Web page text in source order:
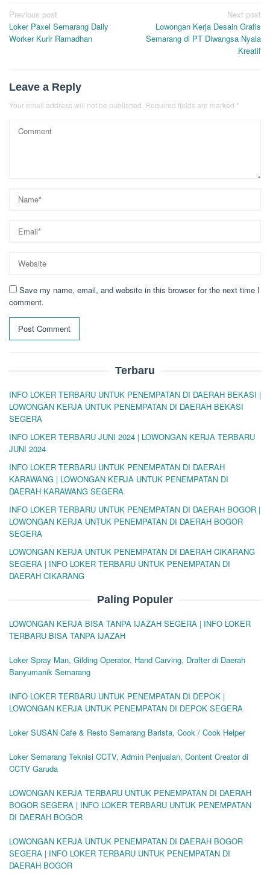
Post
navigation
Previous post
Loker Paxel Semarang Daily
Worker Kurir Ramadhan
Next post
Lowongan Kerja Desain Grafis
Semarang di PT Diwangsa Nyala
Kreatif
Leave a Reply
Your email address will not be published. Required fields are marked *
Save my name, email, and website in this browser for the next time I
comment.
Terbaru
INFO LOKER TERBARU UNTUK PENEMPATAN DI DAERAH BEKASI |
LOWONGAN KERJA UNTUK PENEMPATAN DI DAERAH BEKASI
SEGERA
INFO LOKER TERBARU JUNI 2024 | LOWONGAN KERJA TERBARU
JUNI 2024
INFO LOKER TERBARU UNTUK PENEMPATAN DI DAERAH
KARAWANG | LOWONGAN KERJA UNTUK PENEMPATAN DI
DAERAH KARAWANG SEGERA
INFO LOKER TERBARU UNTUK PENEMPATAN DI DAERAH BOGOR |
LOWONGAN KERJA UNTUK PENEMPATAN DI DAERAH BOGOR
SEGERA
LOWONGAN KERJA UNTUK PENEMPATAN DI DAERAH CIKARANG
SEGERA | INFO LOKER TERBARU UNTUK PENEMPATAN DI
DAERAH CIKARANG
Paling Populer
LOWONGAN KERJA BISA TANPA IJAZAH SEGERA | INFO LOKER
TERBARU BISA TANPA IJAZAH
Loker Spray Man, Gilding Operator, Hand Carving, Drafter di Daerah
Banyumanik Semarang
INFO LOKER TERBARU UNTUK PENEMPATAN DI DEPOK |
LOWONGAN KERJA UNTUK PENEMPATAN DI DEPOK SEGERA
Loker SUSAN Cafe & Resto Semarang Barista, Cook / Cook Helper
Loker Semarang Teknisi CCTV, Admin Penjualan, Content Creator di
CCTV Garuda
LOWONGAN KERJA TERBARU UNTUK PENEMPATAN DI DAERAH
BOGOR SEGERA | INFO LOKER TERBARU UNTUK PENEMPATAN
DI DAERAH BOGOR
LOWONGAN KERJA UNTUK PENEMPATAN DI DAERAH BOGOR
SEGERA | INFO LOKER TERBARU UNTUK PENEMPATAN DI
DAERAH BOGOR